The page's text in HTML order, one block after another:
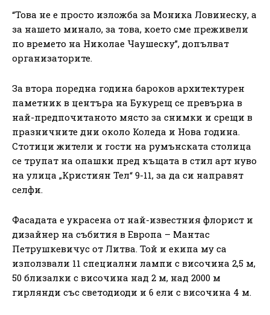
“Това не е просто изложба за Моника Ловинеску, а
за нашето минало, за това, което сме преживели
по времето на Николае Чаушеску”, допълват
организаторите.
За втора поредна година бароков архитектурен
паметник в центъра на Букурещ се превърна в
най-предпочитаното място за снимки и срещи в
празничните дни около Коледа и Нова година.
Стотици жители и гости на румънската столица
се трупат на опашки пред къщата в стил арт нуво
на улица „Кристиян Тел“ 9-11, за да си направят
селфи.
Фасадата е украсена от най-известния флорист и
дизайнер на събития в Европа – Мантас
Петрушкевичус от Литва. Той и екипа му са
използвали 11 специални лампи с височина 2,5 м,
50 близалки с височина над 2 м, над 2000 м
гирлянди със светодиоди и 6 ели с височина 4 м.